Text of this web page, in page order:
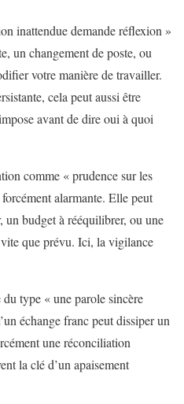
inattendue demande réflexion »
un changement de poste, ou
votre manière de travailler.
cela peut aussi être
avant de dire oui à quoi
comme « prudence sur les
alarmante. Elle peut
budget à rééquilibrer, ou une
que prévu. Ici, la vigilance
du type « une parole sincère
échange franc peut dissiper un
une réconciliation
la clé d’un apaisement